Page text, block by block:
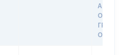
АБО